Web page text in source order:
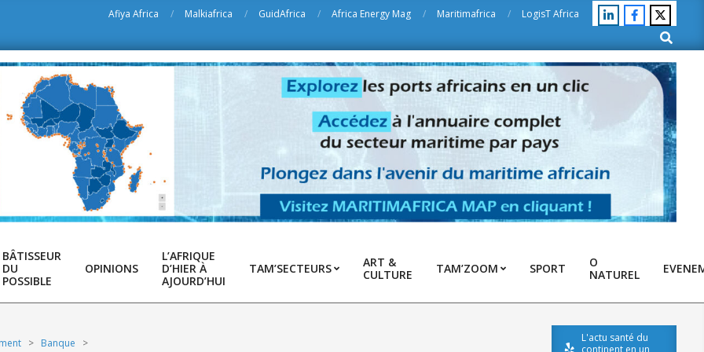
Afiya Africa Malkiafrica GuidAfrica Africa Energy Mag Maritimafrica
LogisT Africa
Search
BÂTISSEUR
DU
POSSIBLE
OPINIONS
L’AFRIQUE
D’HIER À
AJOURD’HUI
TAM’SECTEURS
ART &
CULTURE
TAM’ZOOM SPORT
O
NATUREL
> Banque
>
L'actu santé du
continent en un